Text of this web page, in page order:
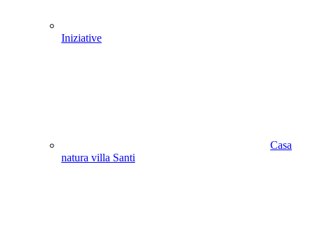
Iniziative
Casa
natura villa Santi